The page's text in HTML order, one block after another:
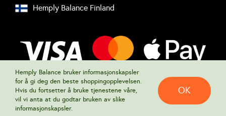
Hemply Balance Finland
© 2021 • Hemply Balance • All Rights Reserved • Powered by
Victor
Hemply Balance bruker informasjonskapsler
for å gi deg den beste shoppingopplevelsen.
Hvis du fortsetter å bruke tjenestene våre,
vil vi anta at du godtar bruken av slike
informasjonskapsler.
OK